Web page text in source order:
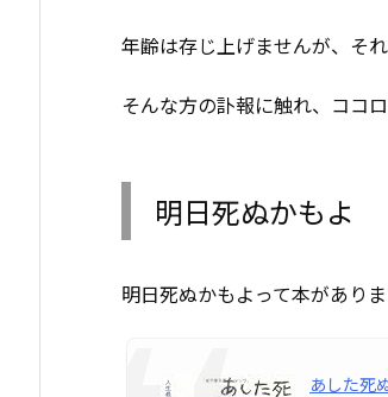
年齢は存じ上げませんが、そ
そんな方の訃報に触れ、ココ
明日死ぬかもよ
明日死ぬかもよって本があり
あした死